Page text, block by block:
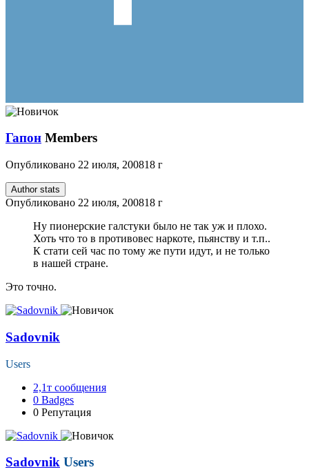
Гапон Members
Опубликовано 22 июля, 200818 г
Author stats
Опубликовано 22 июля, 200818 г
Ну пионерские галстуки было не так уж и плохо.
Хоть что то в противовес наркоте, пьянству и т.п..
К стати сей час по тому же пути идут, и не только
в нашей стране.
Это точно.
Sadovnik
Users
2,1т сообщения
0 Badges
0 Репутация
Sadovnik Users